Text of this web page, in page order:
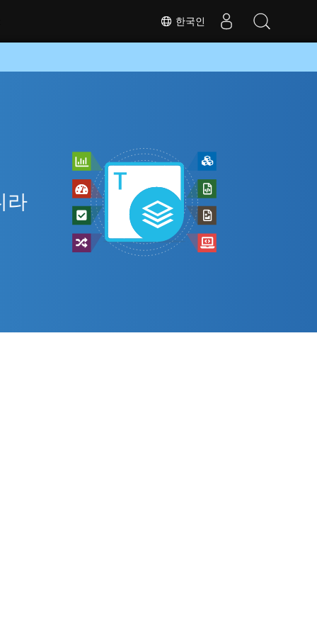
한국인
라